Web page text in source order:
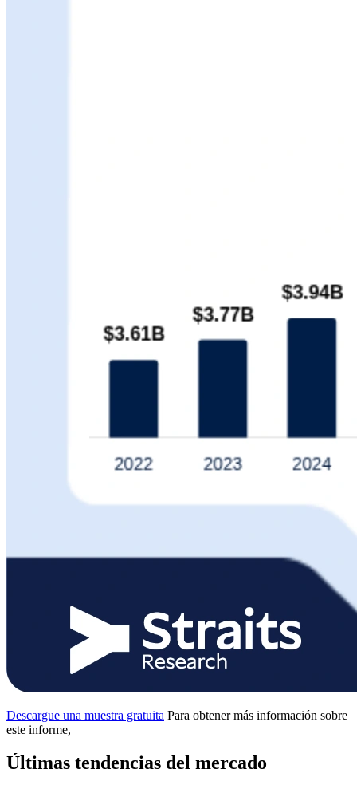
Descargue una muestra gratuita Para obtener más información sobre
este informe,
Últimas tendencias del mercado